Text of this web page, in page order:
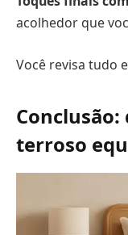
acolhedor que
Você revisa tudo
terroso